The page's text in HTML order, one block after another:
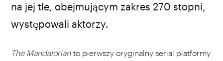
na jej tle, obejmującym zakres 270 stopni,
występowali aktorzy.
The Mandalorianto pierwszy oryginalny serial platformy